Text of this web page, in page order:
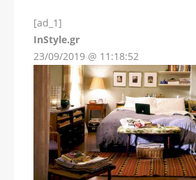
[ad_1]
InStyle.gr
23/09/2019 @ 11:18:52